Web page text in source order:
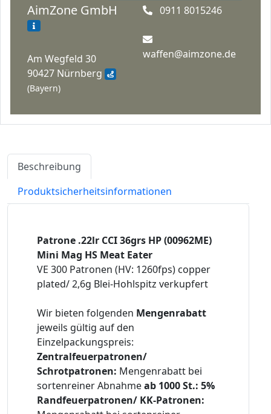
AimZone GmbH
Am Wegfeld 30
90427 Nürnberg
(Bayern)
0911 8015246
waffen@aimzone.de
Beschreibung
Produktsicherheitsinformationen
Patrone .22lr CCI 36grs HP (00962ME)
Mini Mag HS Meat Eater
VE 300 Patronen (HV: 1260fps) copper
plated/ 2,6g Blei-Hohlspitz verkupfert
Wir bieten folgenden Mengenrabatt
jeweils gültig auf den
Einzelpackungspreis:
Zentralfeuerpatronen/
Schrotpatronen: Mengenrabatt bei
sortenreiner Abnahmeab 1000 St.: 5%
Randfeuerpatronen/ KK-Patronen: